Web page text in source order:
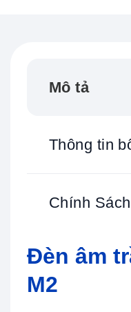
Mô tả
Thông tin
Chính
Đèn âm
M2